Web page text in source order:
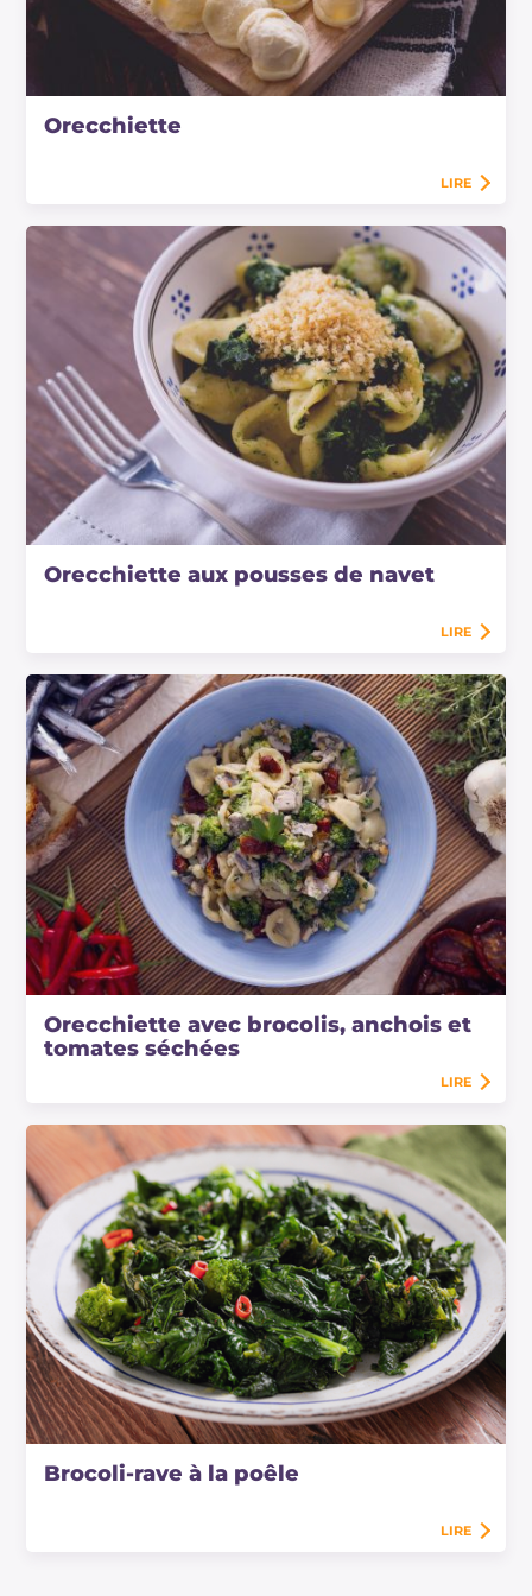
Orecchiette
LIRE
Orecchiette aux pousses de navet
LIRE
Orecchiette avec brocolis, anchois et
tomates séchées
LIRE
Brocoli-rave à la poêle
LIRE